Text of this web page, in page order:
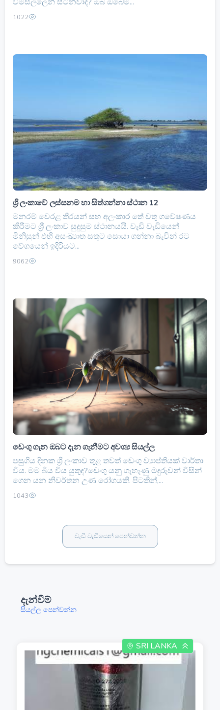
1022
ශ්‍රී ලංකාවේ ලස්සනම හා සිත්ගන්නා ස්ථාන 12
මනරම් වෙරළ තීරයන් සහ අලංකාර තේ වතු ගවේෂණය
කිරීමට ශ්‍රී ලංකාව සුදුසුම ස්ථානයයි. වැඩි වැඩියෙන්
මිනිසුන් එහි අසංඛ්‍යාත සතුට සොයා ගන්නා බැවින් රට
වේගයෙන් ඉදිරියට...
9062
ඩෙංගු ගැන ඔබට දැන ගැනීමට අවශ්‍ය සියල්ල
පසුගිය දිනක ශ්‍රී ලංකාව තුළ තවත් ඩෙංගු ව්‍යාප්තියක් වාර්තා
විය. මම බිය විය යුතුද?ඩෙංගු යනු ගැහැණු මදුරුවන් විසින්
ගෙන යන නිවර්තන උණ රෝගයකි. පිටතින්,...
1043
වැඩි වැඩියෙන් පෙන්වන්න
දැන්වීම්
සියල්ල පෙන්වන්න
SRI LANKA